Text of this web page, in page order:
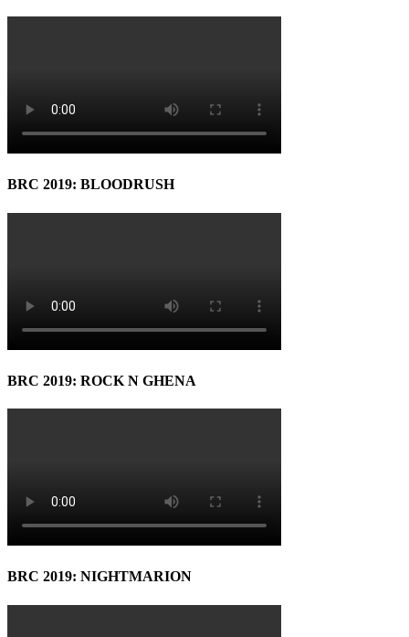
BRC 2019: BLOODRUSH
BRC 2019: ROCK N GHENA
BRC 2019: NIGHTMARION